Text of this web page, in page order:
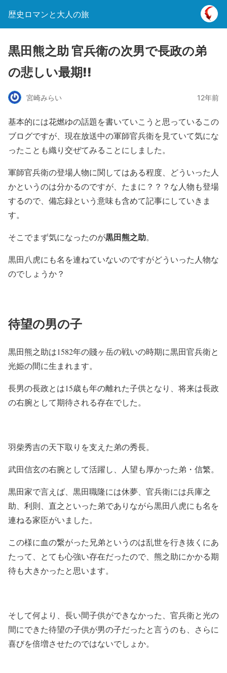
歴史ロマンと大人の旅
黒田熊之助 官兵衛の次男で長政の弟
の悲しい最期!!
宮崎みらい 12年前
基本的には花燃ゆの話題を書いていこうと思っているこの
ブログですが、現在放送中の軍師官兵衛を見ていて気にな
ったことも織り交ぜてみることにしました。
軍師官兵衛の登場人物に関してはある程度、どういった人
かというのは分かるのですが、たまに？？？な人物も登場
するので、備忘録という意味も含めて記事にしていきま
す。
そこでまず気になったのが黒田熊之助。
黒田八虎にも名を連ねていないのですがどういった人物な
のでしょうか？
待望の男の子
黒田熊之助は1582年の賤ヶ岳の戦いの時期に黒田官兵衛と
光姫の間に生まれます。
長男の長政とは15歳も年の離れた子供となり、将来は長政
の右腕として期待される存在でした。
羽柴秀吉の天下取りを支えた弟の秀長。
武田信玄の右腕として活躍し、人望も厚かった弟・信繁。
黒田家で言えば、黒田職隆には休夢、官兵衛には兵庫之
助、利則、直之といった弟でありながら黒田八虎にも名を
連ねる家臣がいました。
この様に血の繋がった兄弟というのは乱世を行き抜くにあ
たって、とても心強い存在だったので、熊之助にかかる期
待も大きかったと思います。
そして何より、長い間子供ができなかった、官兵衛と光の
間にできた待望の子供が男の子だったと言うのも、さらに
喜びを倍増させたのではないでしょか。